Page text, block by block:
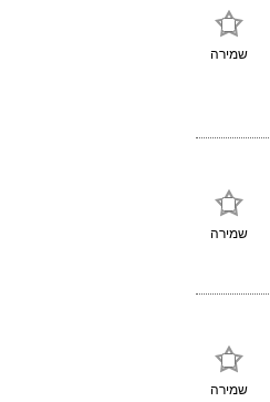
שמירה
שמירה
שמירה